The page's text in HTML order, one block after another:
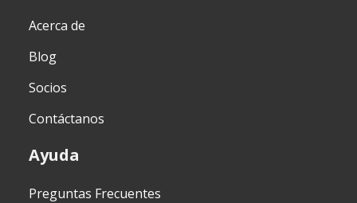
Acerca de
Blog
Socios
Contáctanos
Ayuda
Preguntas Frecuentes